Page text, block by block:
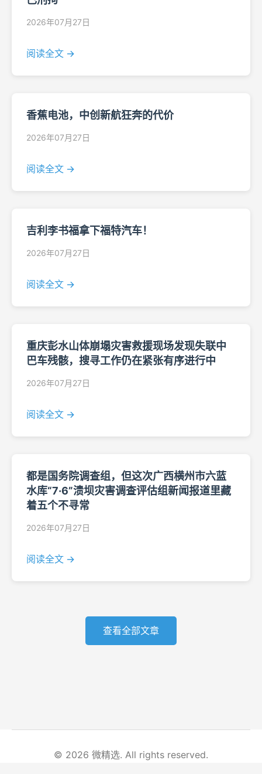
2026年07月27日
阅读全文 →
香蕉电池，中创新航狂奔的代价
2026年07月27日
阅读全文 →
吉利李书福拿下福特汽车！
2026年07月27日
阅读全文 →
重庆彭水山体崩塌灾害救援现场发现失联中
巴车残骸，搜寻工作仍在紧张有序进行中
2026年07月27日
阅读全文 →
都是国务院调查组，但这次广西横州市六蓝
水库“7·6”溃坝灾害调查评估组新闻报道里藏
着五个不寻常
2026年07月27日
阅读全文 →
查看全部文章
© 2026 微精选. All rights reserved.